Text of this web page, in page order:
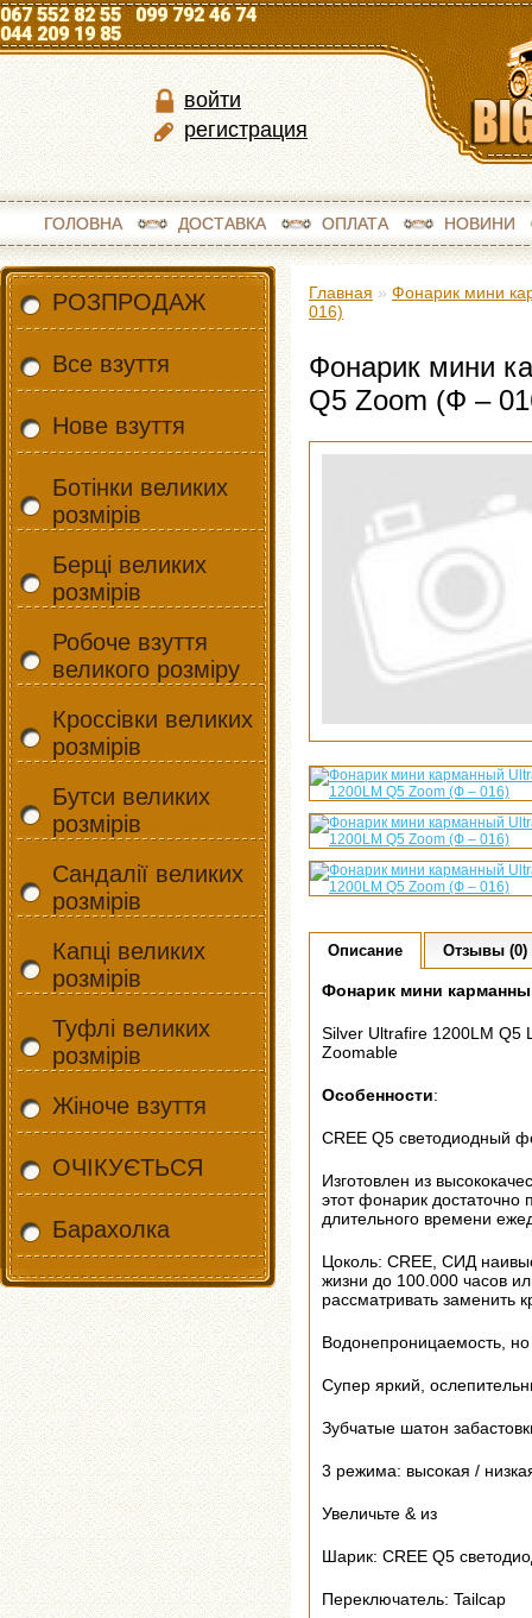
067 552 82 55 099 792 46 74
044 209 19 85
войти
регистрация
ГОЛОВНА ДОСТАВКА ОПЛАТА НОВИНИ
РОЗПРОДАЖ
Все взуття
Нове взуття
Ботінки великих
розмірів
Берці великих
розмірів
Робоче взуття
великого розміру
Кроссівки великих
розмірів
Бутси великих
розмірів
Сандалії великих
розмірів
Капці великих
розмірів
Туфлі великих
розмірів
Жіноче взуття
ОЧІКУЄТЬСЯ
Барахолка
Главная » Фонарик мини
016)
Фонарик мини
Q5 Zoom (Ф –
Описание Отзывы (0)
Фонарик мини
Silver Ultrafire 1200LM Q5
Zoomable
Особенности:
CREE Q5 светодиодный
Изготовлен из
этот фонарик достаточно
длительного времени
Цоколь: CREE, СИД
жизни до 100.000 часов
рассматривать заменить
Водонепроницаемость, но
Супер яркий,
Зубчатые шатон
3 режима: высокая /
Увеличьте & из
Шарик: CREE Q5
Переключатель: Tailcap